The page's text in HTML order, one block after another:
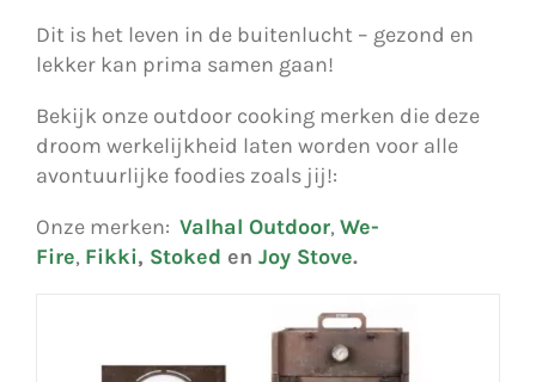
Dit is het leven in de buitenlucht – gezond en
lekker kan prima samen gaan!
Bekijk onze outdoor cooking merken die deze
droom werkelijkheid laten worden voor alle
avontuurlijke foodies zoals jij!:
Onze merken: Valhal Outdoor, We-
Fire, Fikki, Stoked en Joy Stove.